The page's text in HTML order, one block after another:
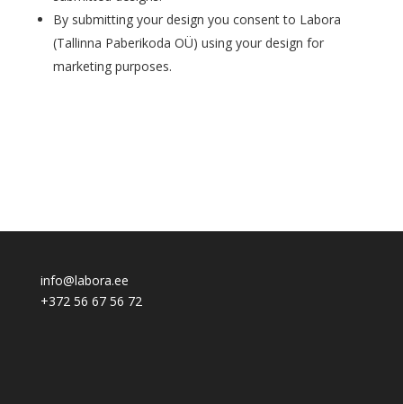
By submitting your design you consent to Labora
(Tallinna Paberikoda OÜ) using your design for
marketing purposes.
info@labora.ee
+372 56 67 56 72